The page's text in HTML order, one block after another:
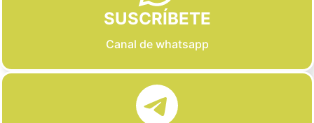
SUSCRÍBETE
Canal de whatsapp